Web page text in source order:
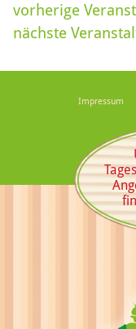
vorherige
nächste
Impressum